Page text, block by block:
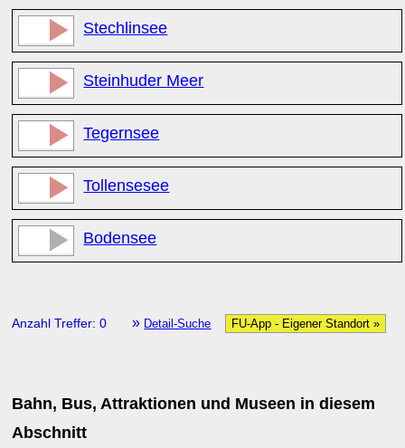
Stechlinsee
Steinhuder Meer
Tegernsee
Tollensesee
Bodensee
Anzahl Treffer: 0 » Detail-Suche FU-App - Eigener Standort »
Bahn, Bus, Attraktionen und Museen in diesem
Abschnitt